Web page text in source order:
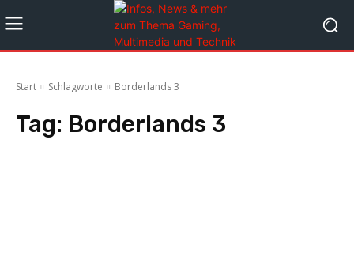
Start Schlagworte Borderlands 3
Tag: Borderlands 3